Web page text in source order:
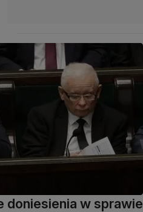
doniesienia w sprawie